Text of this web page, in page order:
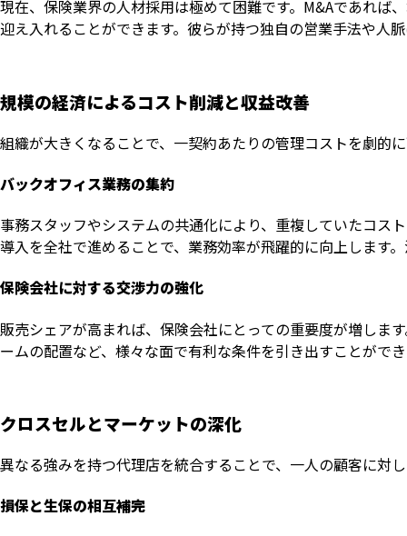
現在、保険業界の人材採用は極めて困難です。M&Aであれば
迎え入れることができます。彼らが持つ独自の営業手法や人
規模の経済によるコスト削減と収益改善
組織が大きくなることで、一契約あたりの管理コストを劇的
バックオフィス業務の集約
事務スタッフやシステムの共通化により、重複していたコス
導入を全社で進めることで、業務効率が飛躍的に向上します
保険会社に対する交渉力の強化
販売シェアが高まれば、保険会社にとっての重要度が増しま
ームの配置など、様々な面で有利な条件を引き出すことがで
クロスセルとマーケットの深化
異なる強みを持つ代理店を統合することで、一人の顧客に対
損保と生保の相互補完